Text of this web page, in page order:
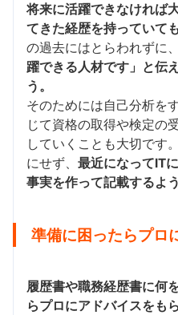
将来に活躍できなければ
てきた経歴を持っていて
の過去にはとらわれずに、
躍できる人材です」と伝
う。
そのためには自己分析を
じて資格の取得や検定の
していくことも大切です
にせず、 最近になってIT
事実を作って記載するよ
準備に困ったらプロ
履歴書や職務経歴書に何
らプロにアドバイスをも